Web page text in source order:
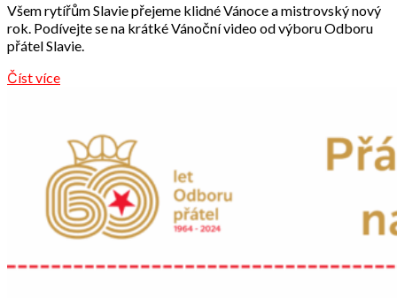
přátel
Všem rytířům Slavie přejeme klidné Vánoce a mistrovský nový
rok. Podívejte se na krátké Vánoční video od výboru Odboru
přátel Slavie.
Číst více